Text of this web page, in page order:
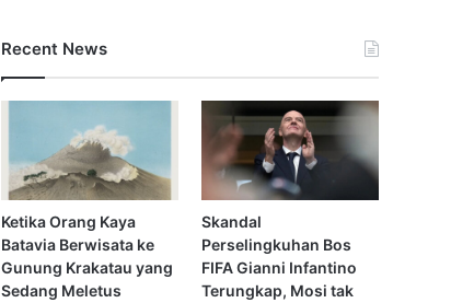
Recent News
Ketika Orang Kaya
Batavia Berwisata ke
Gunung Krakatau yang
Sedang Meletus
Skandal
Perselingkuhan Bos
FIFA Gianni Infantino
Terungkap, Mosi tak